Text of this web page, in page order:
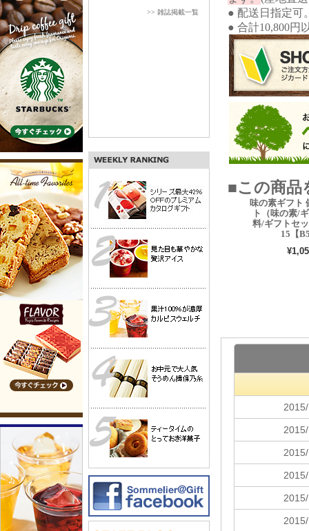
>> 雑誌掲載一覧
● 配送日指定可
● 合計10,800円
■この商品
味の素ギフト
ト（味の素/
料/ギフトセ
15【